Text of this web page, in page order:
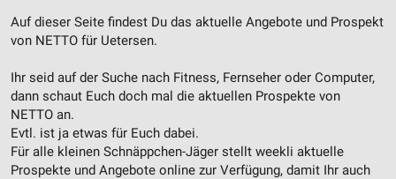
Auf dieser Seite findest Du das aktuelle Angebote und Prospekt
von NETTO für Uetersen.
Ihr seid auf der Suche nach Fitness, Fernseher oder Computer,
dann schaut Euch doch mal die aktuellen Prospekte von
NETTO an.
Evtl. ist ja etwas für Euch dabei.
Für alle kleinen Schnäppchen-Jäger stellt weekli aktuelle
Prospekte und Angebote online zur Verfügung, damit Ihr auch